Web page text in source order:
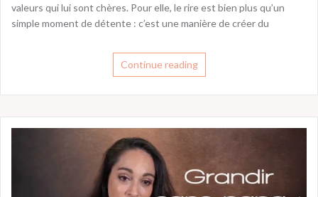
valeurs qui lui sont chères. Pour elle, le rire est bien plus qu’un
simple moment de détente : c’est une manière de créer du
Continue reading